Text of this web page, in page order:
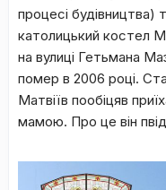
процесі
католицький костел
на вулиці Гетьмана
помер в 2006 році.
Матвіїв пообіцяв
мамою. Про це він